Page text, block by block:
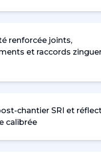
renforcée joints,
et raccords
chantier SRI et
calibrée